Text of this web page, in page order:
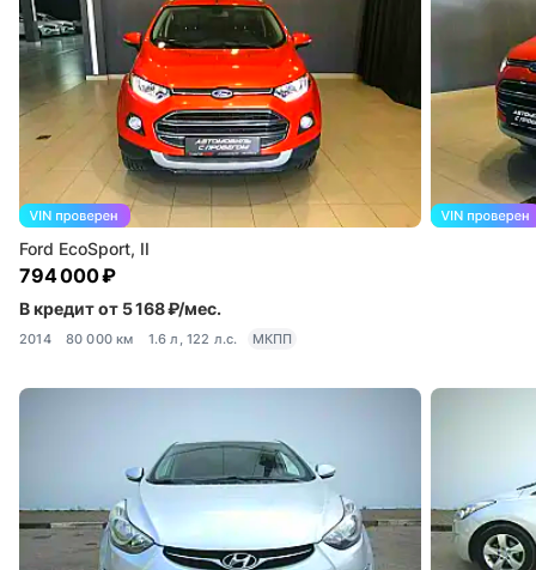
Ford EcoSport, II
794 000 ₽
В кредит от 5 168 ₽/мес.
2014 80 000 км 1.6 л, 122 л.с. МКПП